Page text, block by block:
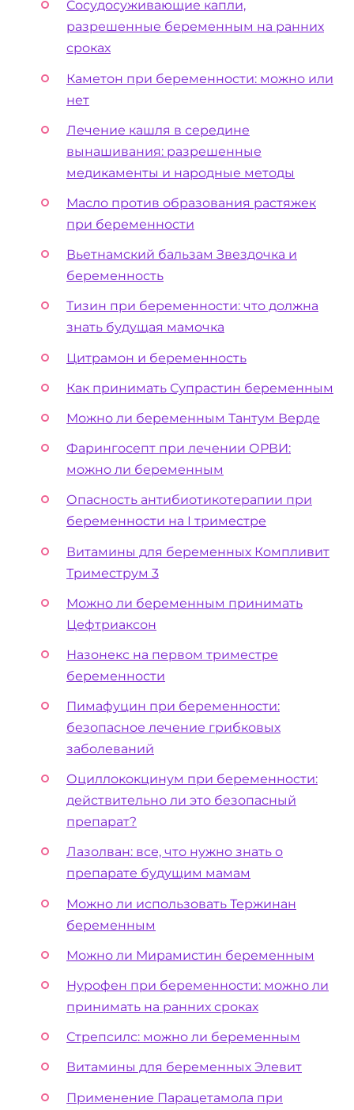
Сосудосуживающие капли,
разрешенные беременным на ранних
сроках
Каметон при беременности: можно или
нет
Лечение кашля в середине
вынашивания: разрешенные
медикаменты и народные методы
Масло против образования растяжек
при беременности
Вьетнамский бальзам Звездочка и
беременность
Тизин при беременности: что должна
знать будущая мамочка
Цитрамон и беременность
Как принимать Супрастин беременным
Можно ли беременным Тантум Верде
Фарингосепт при лечении ОРВИ:
можно ли беременным
Опасность антибиотикотерапии при
беременности на I триместре
Витамины для беременных Компливит
Триместрум 3
Можно ли беременным принимать
Цефтриаксон
Назонекс на первом триместре
беременности
Пимафуцин при беременности:
безопасное лечение грибковых
заболеваний
Оциллококцинум при беременности:
действительно ли это безопасный
препарат?
Лазолван: все, что нужно знать о
препарате будущим мамам
Можно ли использовать Тержинан
беременным
Можно ли Мирамистин беременным
Нурофен при беременности: можно ли
принимать на ранних сроках
Стрепсилс: можно ли беременным
Витамины для беременных Элевит
Применение Парацетамола при